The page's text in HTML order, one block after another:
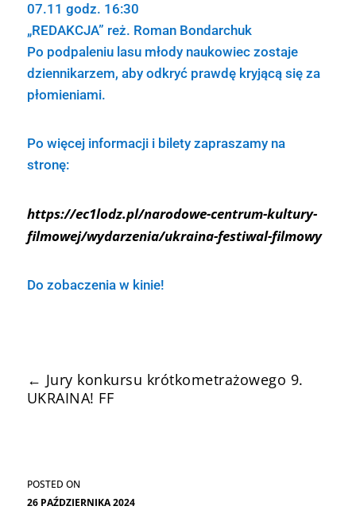
26 PAŹDZIERNIKA 2024
07.11 godz. 16:30
„REDAKCJA” reż. Roman Bondarchuk
Po podpaleniu lasu młody naukowiec zostaje
dziennikarzem, aby odkryć prawdę kryjącą się za
płomieniami.
Po więcej informacji i bilety zapraszamy na
stronę:
https://ec1lodz.pl/narodowe-centrum-kultury-
filmowej/wydarzenia/ukraina-festiwal-filmowy
Do zobaczenia w kinie!
← Jury konkursu krótkometrażowego 9.
UKRAINA! FF